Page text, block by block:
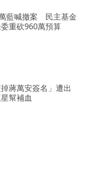
藍喊撤案 民主基金
重砍960萬預算
蔣萬安簽名」遭出
幫補血